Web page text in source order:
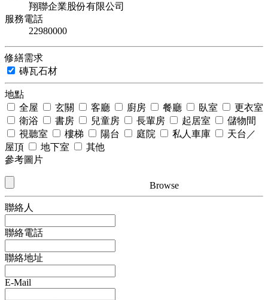
翔聯企業股份有限公司
服務電話
22980000
修繕需求
磚瓦石材
地點
全屋
玄關 客廳 廚房 餐廳 臥室
更衣室
衛浴
書房 兒童房 長輩房 起居室
儲物間
視聽室
樓梯 陽台 庭院 私人車庫
天台／
屋頂
地下室
其他
參考圖片
Browse
聯絡人
聯絡電話
聯絡地址
E-Mail